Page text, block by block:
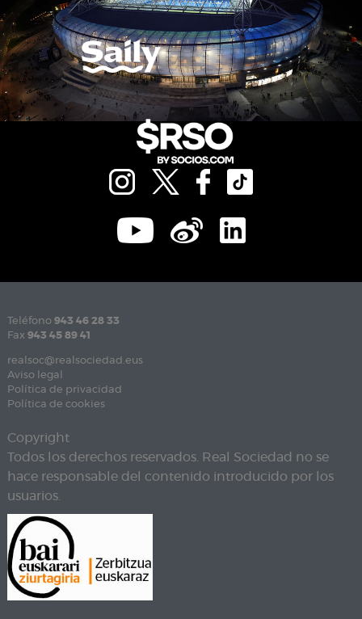
Teléfono 943 46 28 33
Fax 943 45 89 41
realsoc@realsociedad.eus
Aviso legal
Política de privacidad
Política de cookies
Copyright
Todos los derechos reservados. Real Sociedad no se
hace responsable del contenido introducido por los
usuarios.